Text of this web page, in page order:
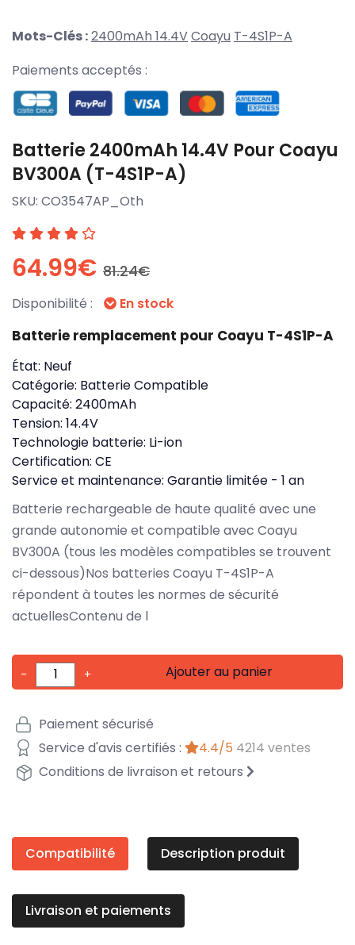
Mots-Clés :2400mAh 14.4VCoayu T-4S1P-A
Paiements acceptés :
Batterie 2400mAh 14.4V Pour Coayu
BV300A (T-4S1P-A)
SKU: CO3547AP_Oth
64.99€ 81.24€
Disponibilité : En stock
Batterie remplacement pour Coayu T-4S1P-A
État: Neuf
Catégorie: Batterie Compatible
Capacité: 2400mAh
Tension: 14.4V
Technologie batterie: Li-ion
Certification: CE
Service et maintenance: Garantie limitée - 1 an
Batterie rechargeable de haute qualité avec une
grande autonomie et compatible avec Coayu
BV300A (tous les modèles compatibles se trouvent
ci-dessous)Nos batteries Coayu T-4S1P-A
répondent à toutes les normes de sécurité
actuellesContenu de l
- + Ajouter au panier
Paiement sécurisé
Service d'avis certifiés :
4.4/5 4214 ventes
Conditions de livraison et retours
Compatibilité Description produit
Livraison et paiements